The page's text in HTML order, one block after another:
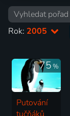
Rok: 2005
75%
Putování